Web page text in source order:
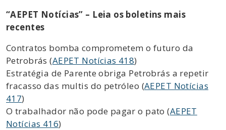
“AEPET Notícias” – Leia os boletins mais
recentes
Contratos bomba comprometem o futuro da
Petrobrás (AEPET Notícias 418)
Estratégia de Parente obriga Petrobrás a repetir
fracasso das multis do petróleo (AEPET Notícias
417)
O trabalhador não pode pagar o pato (AEPET
Notícias 416)